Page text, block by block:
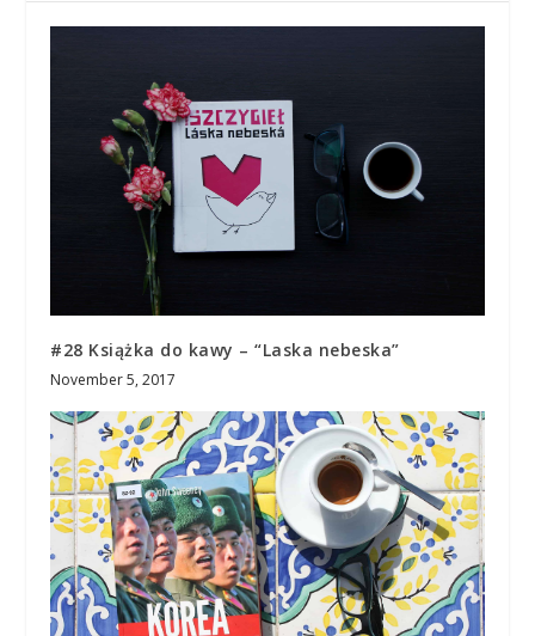
#28 Książka do kawy – “Laska nebeska”
November 5, 2017